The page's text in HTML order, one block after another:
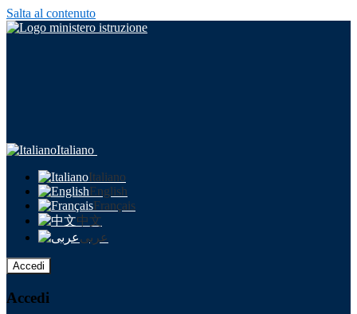
Salta al contenuto
Italiano
Italiano
English
Français
中文
عربى
Accedi
Accedi